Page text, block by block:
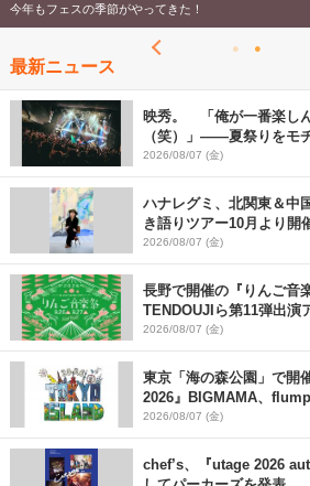
今年もフェスの季節がやってきた！
最新ニュース
映秀。 「俺が一番楽し
（笑）」――夏祭りをモ
ペシャルライブ『色祭』
2026/08/07 (金)
ハナレグミ、北関東＆中
き語りツアー10月より開
2026/08/07 (金)
長野で開催の『りんご音
TENDOUJIら第11弾出演
発表
2026/08/07 (金)
東京「海の森公園」で開
2026』BIGMAMA、
発表 ワークショップ・
2026/08/07 (金)
chef’s、『utage 2026